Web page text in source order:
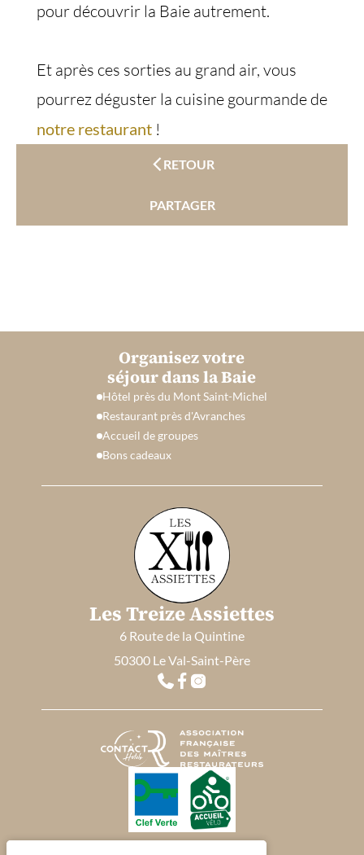
pour découvrir la Baie autrement.
Et après ces sorties au grand air, vous
pourrez déguster la cuisine gourmande de
notre restaurant !
RETOUR
PARTAGER
Organisez votre
séjour dans la Baie
Hôtel près du Mont Saint-Michel
Restaurant près d'Avranches
Accueil de groupes
Bons cadeaux
Les Treize Assiettes
6 Route de la Quintine
50300 Le Val-Saint-Père